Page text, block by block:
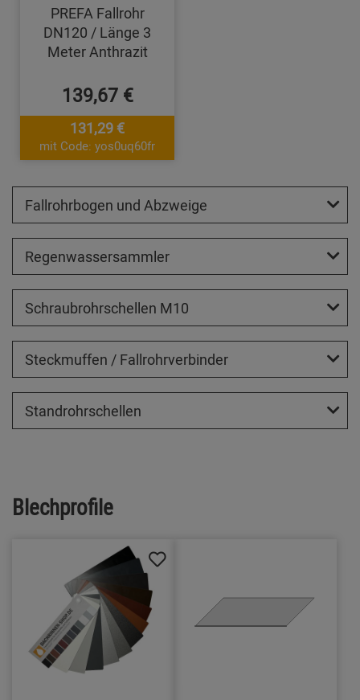
PREFA Fallrohr
DN120 / Länge 3
Meter Anthrazit
139,67 €
131,29 €
mit Code: yos0uq60fr
Fallrohrbogen und Abzweige
Regenwassersammler
Schraubrohrschellen M10
Steckmuffen / Fallrohrverbinder
Standrohrschellen
Blechprofile